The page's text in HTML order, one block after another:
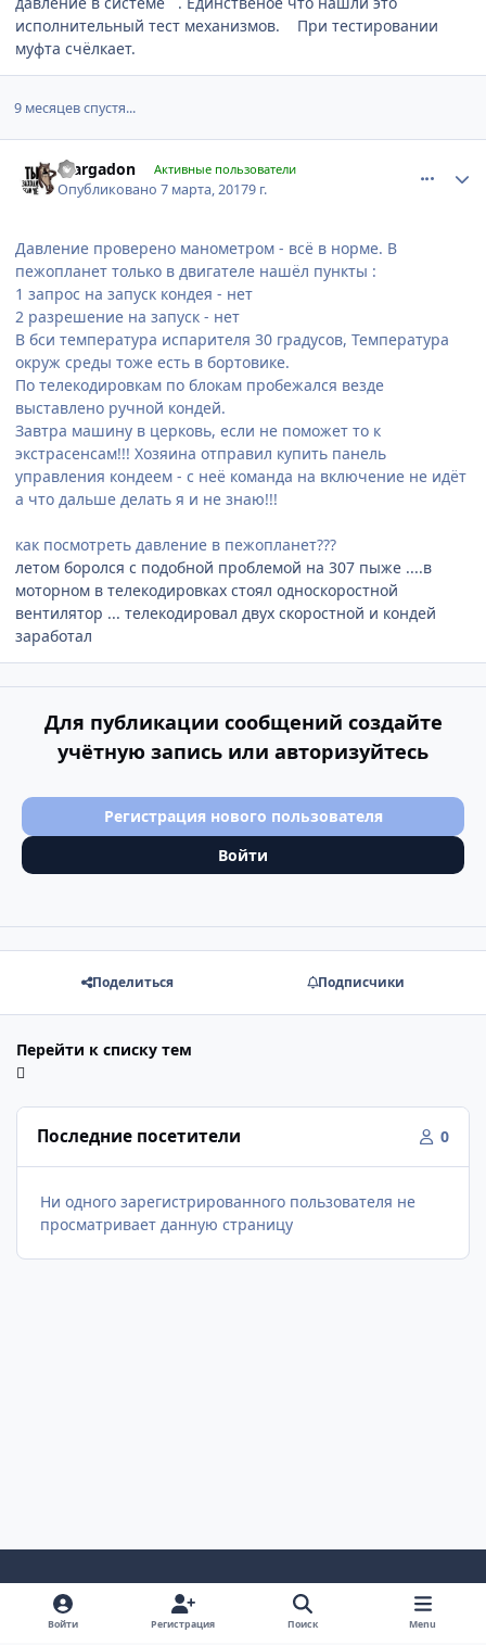
исполнительный тест механизмов. При тестировании
муфта счёлкает.
9 месяцев спустя...
margadon Активные пользователи
Опубликовано7 марта, 20179 г.
Давление проверено манометром - всё в норме. В
пежопланет только в двигателе нашёл пункты :
1 запрос на запуск кондея - нет
2 разрешение на запуск - нет
В бси температура испарителя 30 градусов, Температура
окруж среды тоже есть в бортовике.
По телекодировкам по блокам пробежался везде
выставлено ручной кондей.
Завтра машину в церковь, если не поможет то к
экстрасенсам!!! Хозяина отправил купить панель
управления кондеем - с неё команда на включение не идёт
а что дальше делать я и не знаю!!!
как посмотреть давление в пежопланет???
летом боролся с подобной проблемой на 307 пыже ....в
моторном в телекодировках стоял односкоростной
вентилятор ... телекодировал двух скоростной и кондей
заработал
Для публикации сообщений создайте
учётную запись или авторизуйтесь
Регистрация нового пользователя
Войти
Поделиться Подписчики
Перейти к списку тем
Последние посетители 0
Ни одного зарегистрированного пользователя не
просматривает данную страницу
Светлый Режим
Темный РежимНастройка Системы
Войти Регистрация Поиск Menu